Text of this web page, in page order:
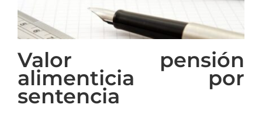
Valor pensión
alimenticia por
sentencia